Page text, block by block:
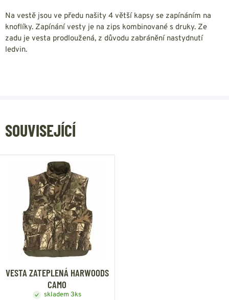
Na vestě jsou ve předu našity 4 větší kapsy se zapínáním na
knoflíky. Zapínání vesty je na zips kombinované s druky. Ze
zadu je vesta prodloužená, z důvodu zabránění nastydnutí
ledvin.
SOUVISEJÍCÍ
VESTA ZATEPLENÁ HARWOODS
CAMO
skladem 3ks